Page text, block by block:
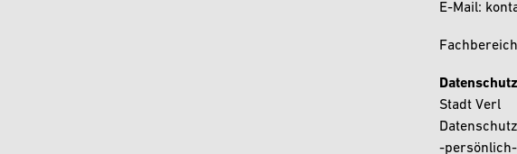
E-Mail:
Stadt Verl
-persönlich-